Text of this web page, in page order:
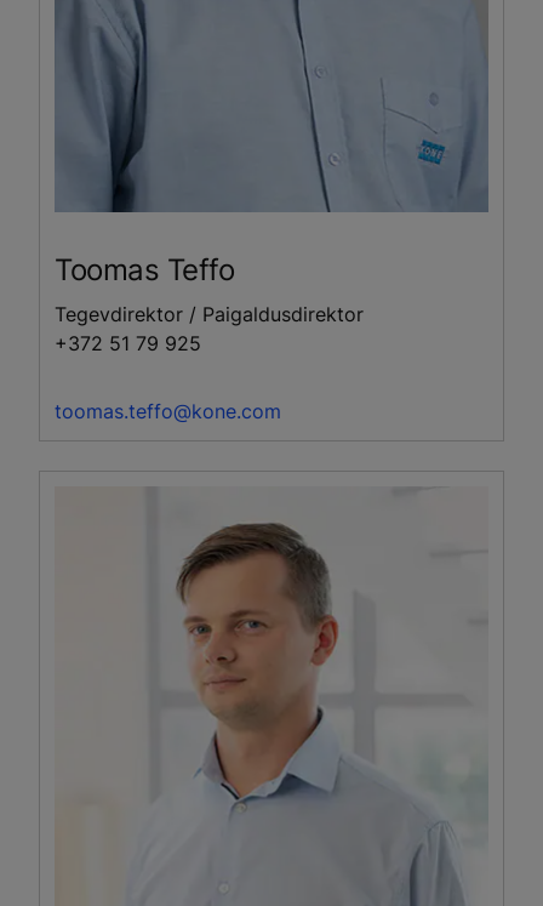
Toomas Teffo
Tegevdirektor / Paigaldusdirektor
+372 51 79 925
toomas.teffo@kone.com